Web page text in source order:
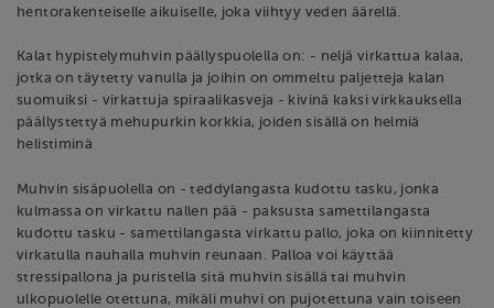
hentorakenteiselle aikuiselle, joka viihtyy veden äärellä.
Kalat hypistelymuhvin päällyspuolella on: - neljä virkattua kalaa,
jotka on täytetty vanulla ja joihin on ommeltu paljetteja kalan
suomuiksi - virkattuja spiraalikasveja - kivinä kaksi virkkauksella
päällystettyä mehupurkin korkkia, joiden sisällä on helmiä
helistiminä
Muhvin sisäpuolella on - teddylangasta kudottu tasku, jonka
kulmassa on virkattu nallen pää - paksusta samettilangasta
kudottu tasku - samettilangasta virkattu pallo, joka on kiinnitetty
virkatulla nauhalla muhvin reunaan. Palloa voi käyttää
stressipallona ja puristella sitä muhvin sisällä tai muhvin
ulkopuolelle otettuna, mikäli muhvi on pujotettuna vain toiseen